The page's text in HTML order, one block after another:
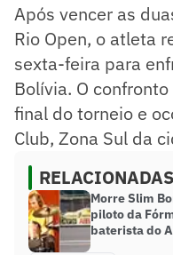
Após vencer as
Rio Open, o atleta
sexta-feira para
Bolívia. O
final do torneio e
Club, Zona Sul da
RELACIONADAS
Morre Slim
piloto da
baterista do